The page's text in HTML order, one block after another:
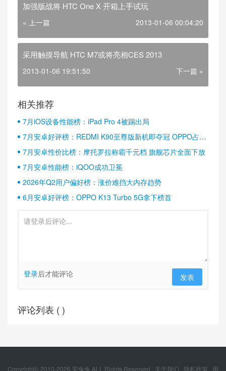
加强版战将 HTC One X 开箱上手试玩
« 上一篇 2013-01-06 00:04:20
采用触摸导航 HTC M7或将亮相CES 2013
2013-01-06 19:51:50 下一篇 »
相关推荐
7月iOS设备性能榜：iPad Pro 4被踢出局
7月安卓好评榜：REDMI K90至尊版新机即夺冠 OPPO占据
半壁江山
7月安卓性价比榜：摩托罗拉称霸千元档 旗舰芯片全面下放
7月安卓性能榜：iQOO成功卫冕
2026年Q2用户偏好榜：涨价难挡大内存趋势
6月安卓好评榜：OPPO K13 Turbo 5G拿下榜首
登录后才能评论 发表
评论列表 ( )
Copyright© 2010-2026 安兔兔 ALL Rights Reserved. 关于我们 隐私政策 用